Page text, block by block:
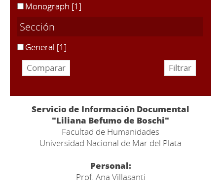
Monograph [1]
Sección
General [1]
Servicio de Información Documental
"Liliana Befumo de Boschi"
Facultad de Humanidades
Universidad Nacional de Mar del Plata
Personal:
Prof. Ana Villasanti